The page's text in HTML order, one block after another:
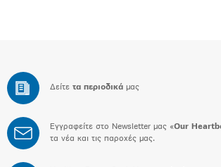
Δείτε τα περιοδικά μας
Εγγραφείτε στο Newsletter μας «Our
τα νέα και τις παροχές μας.